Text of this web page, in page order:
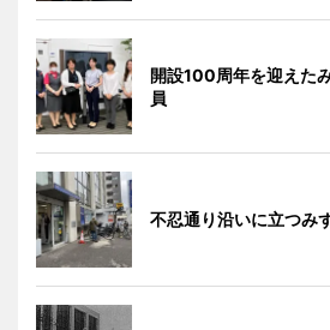
開設100周年を迎えた
員
不忍通り沿いに立つみ